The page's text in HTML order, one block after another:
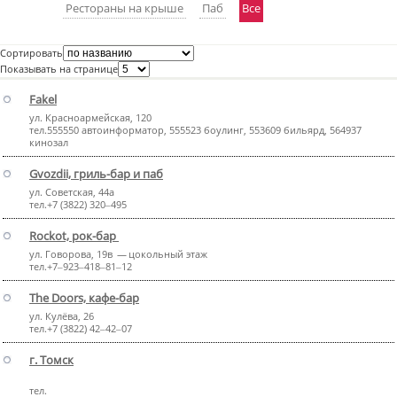
пїЅпїЅпїЅпїЅпїЅпїЅпїЅпїЅпїЅпїЅпїЅ
пїЅпїЅпїЅ
пїЅпїЅпїЅпїЅпїЅпїЅпїЅпїЅпїЅ
пїЅпїЅпїЅ пїЅпїЅпїЅпїЅпїЅ
пїЅпїЅпїЅ пїЅпїЅпїЅпїЅпїЅпїЅ
пїЅпїЅпїЅпїЅпїЅ
пїЅпїЅпїЅпїЅпїЅпїЅпїЅпїЅпїЅпїЅ
пїЅпїЅпїЅпїЅпїЅпїЅпїЅпїЅпїЅпїЅ
Рестораны на крыше
Паб Все
Сортировать
Показывать на странице
Fakel
ул. Красноармейская, 120
тел.555550 автоинформатор, 555523 боулинг, 553609 бильярд, 564937
кинозал
Gvozdii, гриль-бар и паб
ул. Советская, 44а
тел.+7 (3822) 320‒495
Rockot, рок-бар
ул. Говорова, 19в — цокольный этаж
тел.+7‒923‒418‒81‒12
The Doors, кафе-бар
ул. Кулёва, 26
тел.+7 (3822) 42‒42‒07
г. Томск
тел.